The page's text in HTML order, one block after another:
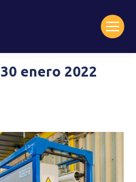
30 enero 2022